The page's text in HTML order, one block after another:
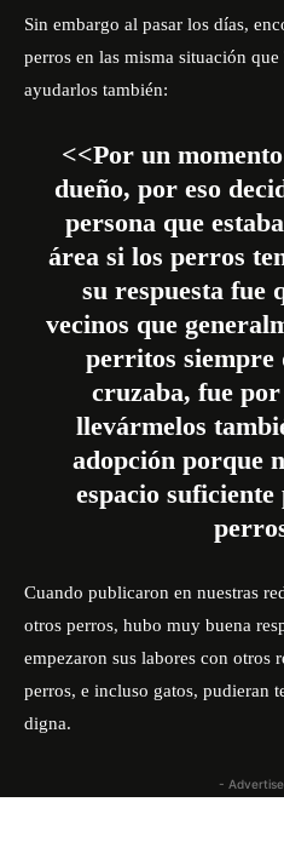
Sin embargo al pasar los días,
perros en las misma situación
ayudarlos también:
<<Por un
dueño, por eso
persona que
área si los perros
su respuesta fue
vecinos que
perritos siempre
cruzaba, fue
llevármelos
adopción porque
espacio
Cuando publicaron en nuestras
otros perros, hubo muy buena
empezaron sus labores con otros
perros, e incluso gatos, pudieran
digna.
-